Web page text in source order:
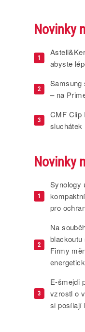
Novinky
1
abyste
2
Samsung
– na
3
CMF Clip
sluchátek
Novinky
1
Synology
pro
2
Na
blackoutu
Firmy
3
E-šmejdi
vzrostl o
si posílají